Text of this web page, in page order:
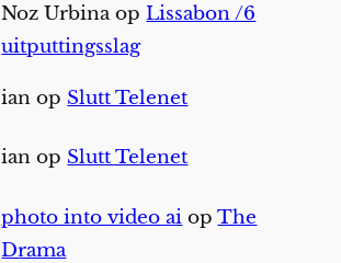
Noz UrbinaopLissabon /6
uitputtingsslag
ian op Slutt Telenet
ian op Slutt Telenet
photo into video ai opThe
Drama